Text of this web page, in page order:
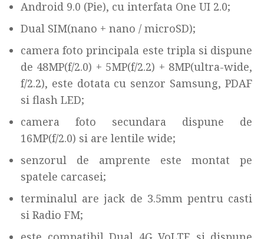
Android 9.0 (Pie), cu interfata One UI 2.0;
Dual SIM(nano + nano / microSD);
camera foto principala este tripla si dispune
de 48MP(f/2.0) + 5MP(f/2.2) + 8MP(ultra-wide,
f/2.2), este dotata cu senzor Samsung, PDAF
si flash LED;
camera foto secundara dispune de
16MP(f/2.0) si are lentile wide;
senzorul de amprente este montat pe
spatele carcasei;
terminalul are jack de 3.5mm pentru casti
si Radio FM;